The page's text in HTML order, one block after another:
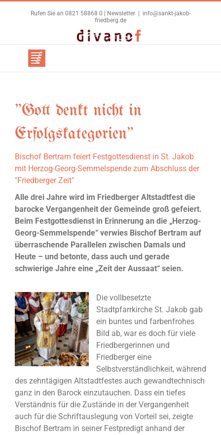
Rufen Sie an 0821 58868 0 | Newsletter
info@sankt-jakob-
friedberg.de
Benutzerdefiniert
"Gott denkt nicht in
Erfolgskategorien"
Bischof Bertram feiert Festgottesdienst in St. Jakob
mit Herzog-Georg-Semmelspende zum Abschluss der
"Friedberger Zeit"
Alle drei Jahre wird im Friedberger Altstadtfest die
barocke Vergangenheit der Gemeinde groß gefeiert.
Beim Festgottesdienst in Erinnerung an die „Herzog-
Georg-Semmelspende“ verwies Bischof Bertram auf
überraschende Parallelen zwischen Damals und
Heute – und betonte, dass auch und gerade
schwierige Jahre eine „Zeit der Aussaat“ seien.
Die vollbesetzte
Stadtpfarrkirche St. Jakob gab
ein buntes und farbenfrohes
Bild ab, war es doch für viele
Friedbergerinnen und
Friedberger eine
Selbstverständlichkeit, während
des zehntägigen Altstadtfestes auch gewandtechnisch
ganz in den Barock einzutauchen. Dass ein tiefes
Verständnis für die Zustände in der Vergangenheit
auch für die Schriftauslegung von Vorteil sei, zeigte
Bischof Bertram in seiner Festpredigt anhand der